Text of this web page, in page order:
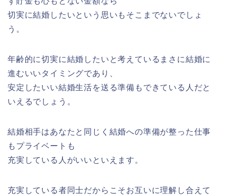
切実に結婚したいという思いもそこまでないでしょ
う。
年齢的に切実に結婚したいと考えているまさに結婚に
進むいいタイミングであり、
安定したいい結婚生活を送る準備もできている人だと
いえるでしょう。
結婚相手はあなたと同じく結婚への準備が整った仕事
もプライベートも
充実している人がいいといえます。
充実している者同士だからこそお互いに理解し合えて